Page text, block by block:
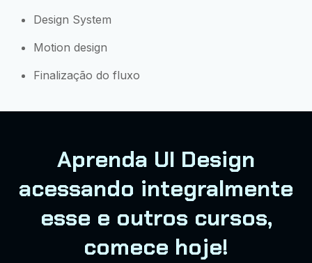
Design System
Motion design
Finalização do fluxo
Aprenda UI Design
acessando integralmente
esse e outros cursos,
comece hoje!